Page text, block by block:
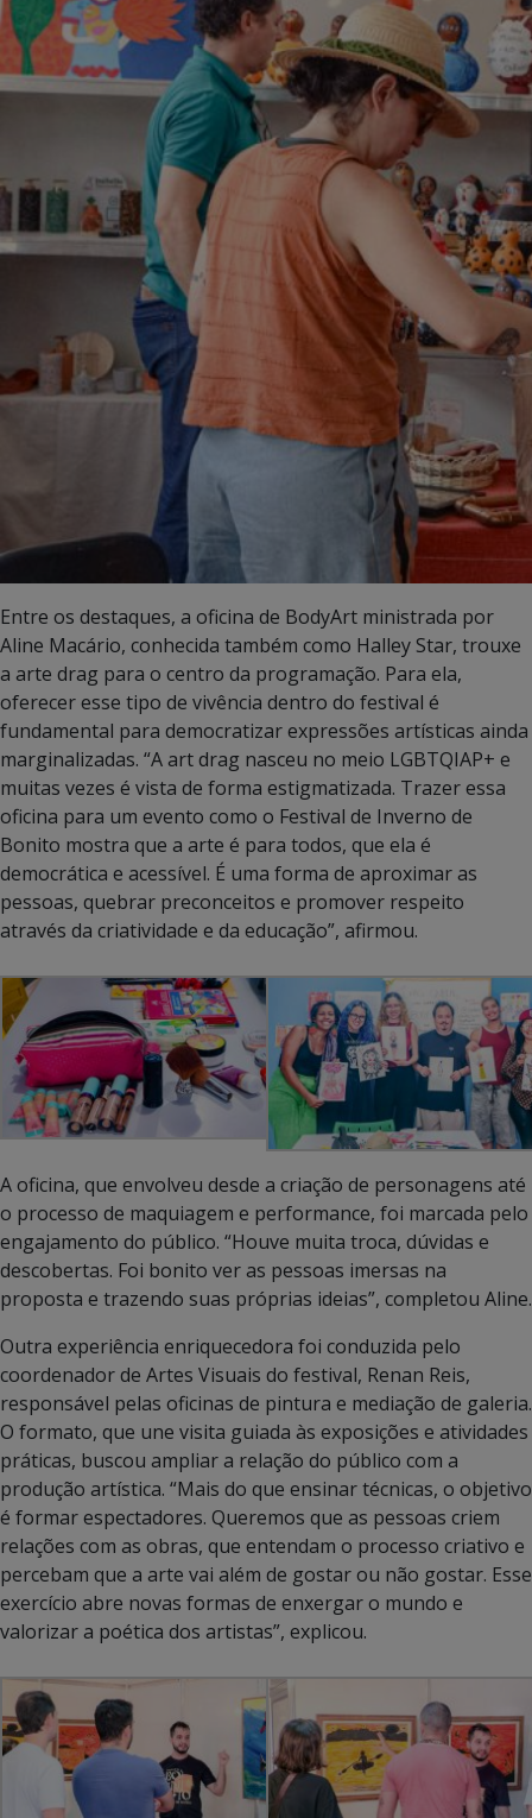
Entre os destaques, a oficina de BodyArt ministrada por
Aline Macário, conhecida também como Halley Star, trouxe
a arte drag para o centro da programação. Para ela,
oferecer esse tipo de vivência dentro do festival é
fundamental para democratizar expressões artísticas ainda
marginalizadas. “A art drag nasceu no meio LGBTQIAP+ e
muitas vezes é vista de forma estigmatizada. Trazer essa
oficina para um evento como o Festival de Inverno de
Bonito mostra que a arte é para todos, que ela é
democrática e acessível. É uma forma de aproximar as
pessoas, quebrar preconceitos e promover respeito
através da criatividade e da educação”, afirmou.
A oficina, que envolveu desde a criação de personagens até
o processo de maquiagem e performance, foi marcada pelo
engajamento do público. “Houve muita troca, dúvidas e
descobertas. Foi bonito ver as pessoas imersas na
proposta e trazendo suas próprias ideias”, completou Aline.
Outra experiência enriquecedora foi conduzida pelo
coordenador de Artes Visuais do festival, Renan Reis,
responsável pelas oficinas de pintura e mediação de galeria.
O formato, que une visita guiada às exposições e atividades
práticas, buscou ampliar a relação do público com a
produção artística. “Mais do que ensinar técnicas, o objetivo
é formar espectadores. Queremos que as pessoas criem
relações com as obras, que entendam o processo criativo e
percebam que a arte vai além de gostar ou não gostar. Esse
exercício abre novas formas de enxergar o mundo e
valorizar a poética dos artistas”, explicou.